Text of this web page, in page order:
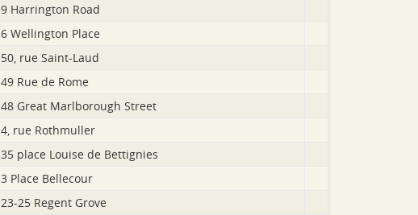
9 Harrington Road
6 Wellington Place
50, rue Saint-Laud
49 Rue de Rome
48 Great Marlborough Street
4, rue Rothmuller
35 place Louise de Bettignies
3 Place Bellecour
23-25 Regent Grove